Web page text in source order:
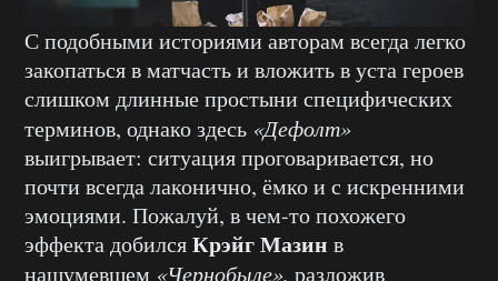
С подобными историями авторам всегда легко
закопаться в матчасть и вложить в уста героев
слишком длинные простыни специфических
терминов, однако здесь «Дефолт»
выигрывает: ситуация проговаривается, но
почти всегда лаконично, ёмко и с искренними
эмоциями. Пожалуй, в чем-то похожего
эффекта добилсяКрэйг Мазин в
нашумевшем «Чернобыле», разложив